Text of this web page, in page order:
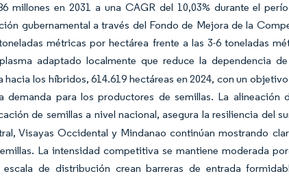
millones en 2031 a una CAGR del 10,03% durante el
gubernamental a través del Fondo de Mejora de la
métricas por hectárea frente a las 3-6 toneladas
adaptado localmente que reduce la dependencia
los híbridos, 614.619 hectáreas en 2024, con un
demanda para los productores de semillas. La
de semillas a nivel nacional, asegura la resiliencia del
Visayas Occidental y Mindanao continúan mostrando
La intensidad competitiva se mantiene moderada
de distribución crean barreras de entrada